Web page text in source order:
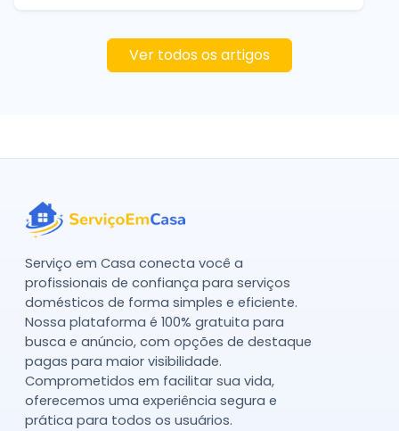
Ver todos os artigos
Serviço em Casa conecta você a
profissionais de confiança para serviços
domésticos de forma simples e eficiente.
Nossa plataforma é 100% gratuita para
busca e anúncio, com opções de destaque
pagas para maior visibilidade.
Comprometidos em facilitar sua vida,
oferecemos uma experiência segura e
prática para todos os usuários.